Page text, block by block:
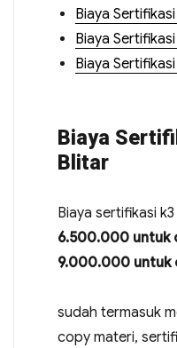
Biaya
Biaya
Biaya
Biaya
Blitar
Biaya sertifikasi
6.500.000 untuk
9.000.000 untuk
sudah termasuk
copy materi,